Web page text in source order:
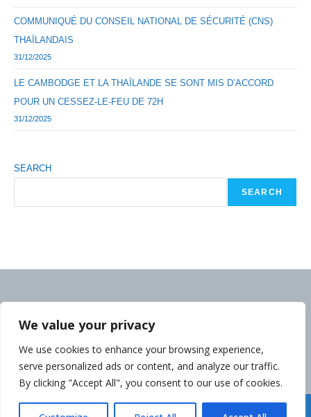
We value your privacy
We use cookies to enhance your browsing experience,
serve personalized ads or content, and analyze our traffic.
By clicking "Accept All", you consent to our use of cookies.
COMMUNIQUÉ DU CONSEIL NATIONAL DE SÉCURITÉ (CNS)
THAÏLANDAIS
31/12/2025
LE CAMBODGE ET LA THAÏLANDE SE SONT MIS D’ACCORD
POUR UN CESSEZ-LE-FEU DE 72H
31/12/2025
SEARCH
SEARCH